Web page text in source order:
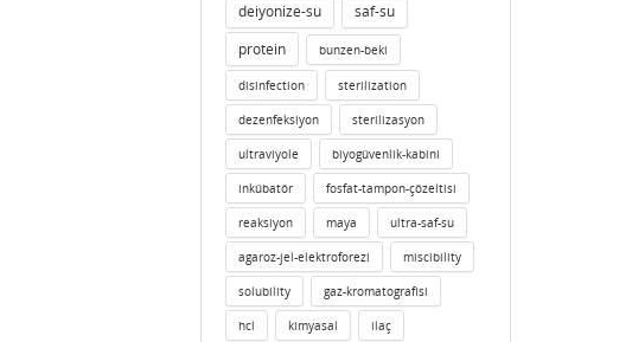
deiyonize-su
saf-su
protein
bunzen-beki
disinfection sterilization
dezenfeksiyon sterilizasyon
ultraviyole biyogüvenlik-kabini
inkübatör fosfat-tampon-çözeltisi
reaksiyon maya ultra-saf-su
agaroz-jel-elektroforezi miscibility
solubility gaz-kromatografisi
hcl kimyasal ilaç